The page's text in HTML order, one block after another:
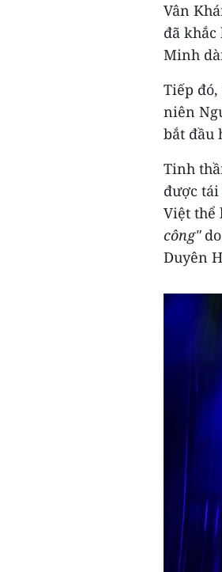
Vân
đã khắc
Minh
Tiếp
niên
bắt đầu
Tinh
được
Việt thể
công"do
Duyên